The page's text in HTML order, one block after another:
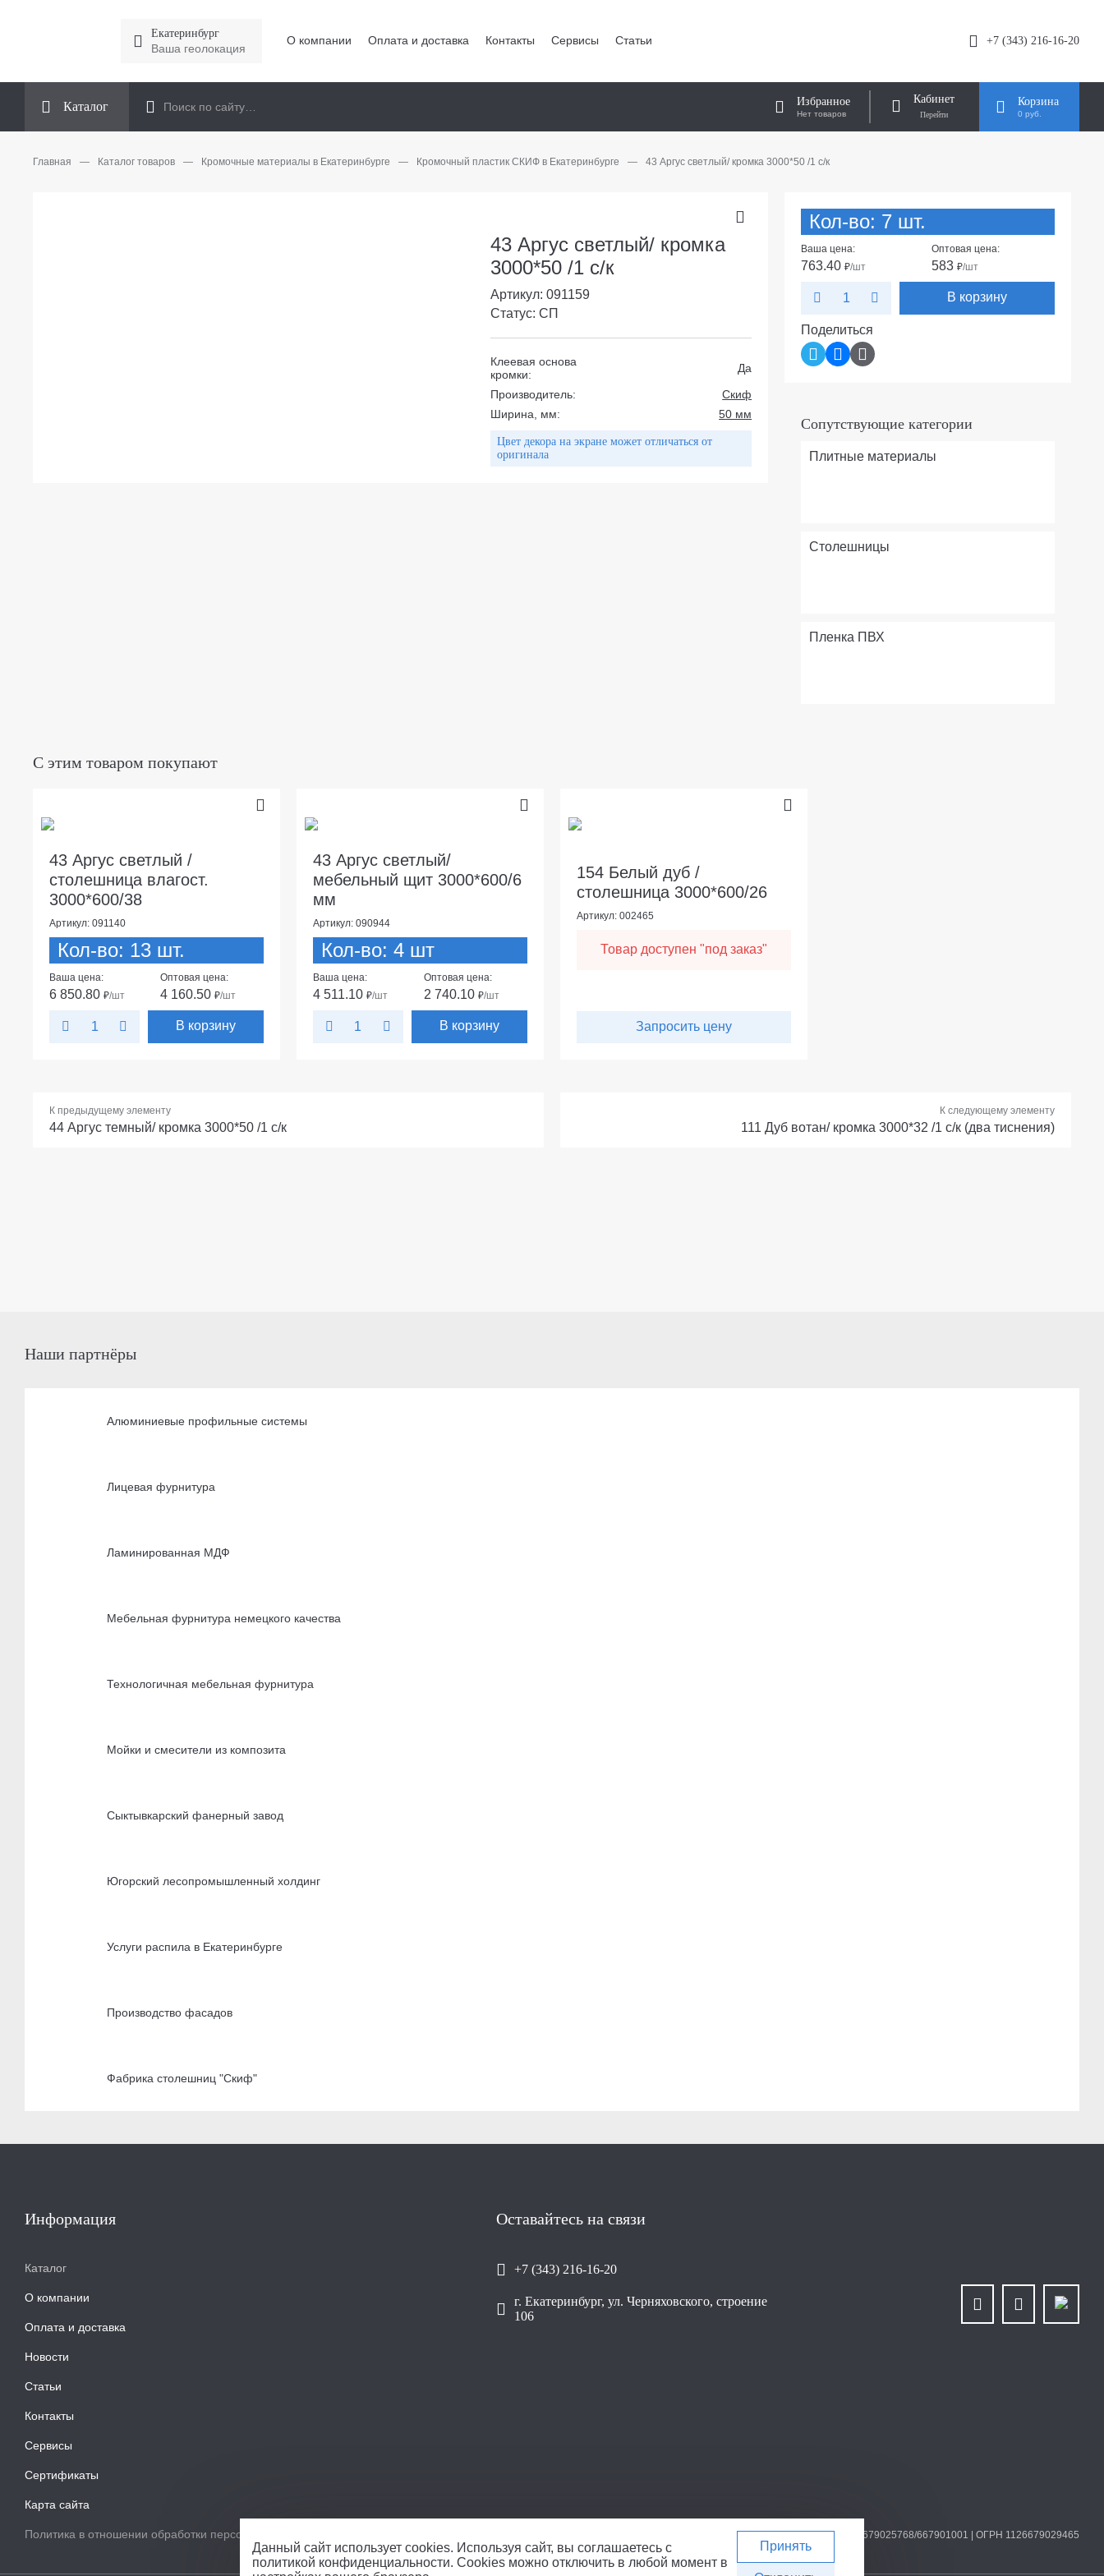
Екатеринбург
Ваша геолокация
О компании Оплата и доставка Контакты Сервисы Статьи +7 (343) 216-16-20
Каталог Избранное
Нет товаров
Кабинет Корзина
0 руб.
Главная — Каталог товаров — Кромочные материалы в Екатеринбурге — Кромочный пластик СКИФ в Екатеринбурге — 43 Аргус светлый/ кромка 3000*50 /1 с/к
Кол-во: 7 шт.
Ваша цена:
763.40₽/шт
Оптовая цена:
583₽/шт
В корзину
Поделиться
Сопутствующие категории
Плитные материалы
Столешницы
Пленка ПВХ
43 Аргус светлый/ кромка
3000*50 /1 с/к
Артикул: 091159
Статус: СП
Клеевая основа
кромки:
Да
Производитель:
Скиф
Ширина, мм:
50 мм
Цвет декора на экране может отличаться от
оригинала
С этим товаром покупают
43 Аргус светлый /
столешница влагост.
3000*600/38
Артикул: 091140
Кол-во: 13 шт.
Ваша цена:
6 850.80 ₽/шт
Оптовая цена:
4 160.50₽/шт
В корзину
43 Аргус светлый/
мебельный щит 3000*600/6
мм
Артикул: 090944
Кол-во: 4 шт
Ваша цена:
4 511.10 ₽/шт
Оптовая цена:
2 740.10₽/шт
В корзину
154 Белый дуб /
столешница 3000*600/26
Артикул: 002465
Товар доступен "под заказ"
Запросить цену
К предыдущему элементу
44 Аргус темный/ кромка 3000*50 /1 с/к
К следующему элементу
111 Дуб вотан/ кромка 3000*32 /1 с/к (два тиснения)
Наши партнёры
Алюминиевые профильные системы
Лицевая фурнитура
Ламинированная МДФ
Мебельная фурнитура немецкого качества
Технологичная мебельная фурнитура
Мойки и смесители из композита
Сыктывкарский фанерный завод
Югорский лесопромышленный холдинг
Услуги распила в Екатеринбурге
Производство фасадов
Фабрика столешниц "Скиф"
Информация
Каталог
О компании
Оплата и доставка
Новости
Статьи
Контакты
Сервисы
Сертификаты
Карта сайта
Политика в отношении обработки персональных данных
Оставайтесь на связи
+7 (343) 216-16-20
г. Екатеринбург, ул. Черняховского, строение
106
ООО «Уралплит» | ИНН/КПП 6679025768/667901001 | ОГРН 1126679029465
Данный сайт использует cookies. Используя сайт, вы соглашаетесь с
политикой конфиденциальности. Cookies можно отключить в любой момент в
Принять